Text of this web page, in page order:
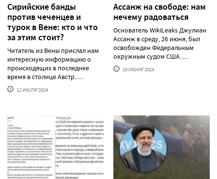
Сирийские банды
против чеченцев и
турок в Вене: кто и что
за этим стоит?
Читатель из Вены прислал нам
интересную информацию о
происходящих в последнее
время в столице Австр......
12 ИЮЛЯ'2024
Ассанж на свободе: нам
нечему радоваться
Основатель WikiLeaks Джулиан
Ассанж в среду, 26 июня, был
освобожден Федеральным
окружным судом США......
28 ИЮНЯ'2024